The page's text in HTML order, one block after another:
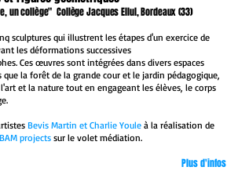
un collège" Collège Jacques Ellul, Bordeaux (33)
sculptures qui illustrent les étapes d'un exercice de
les déformations successives
Ces œuvres sont intégrées dans divers espaces
que la forêt de la grande cour et le jardin pédagogique,
et la nature tout en engageant les élèves, le corps
Bevis Martin et Charlie Youle à la réalisation de
BAM projects sur le volet médiation.
Plus d'infos